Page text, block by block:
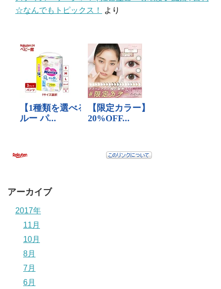
☆なんでもトピックス！
より
アーカイブ
2017年
11月
10月
8月
7月
6月